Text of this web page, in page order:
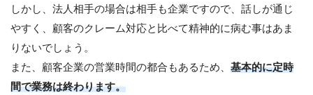
しかし、法人相手の場合は相手も企業ですので、話しが通じ
やすく、顧客のクレーム対応と比べて精神的に病む事はあま
りないでしょう。
また、顧客企業の営業時間の都合もあるため、 基本的に定時
間で業務は終わります。